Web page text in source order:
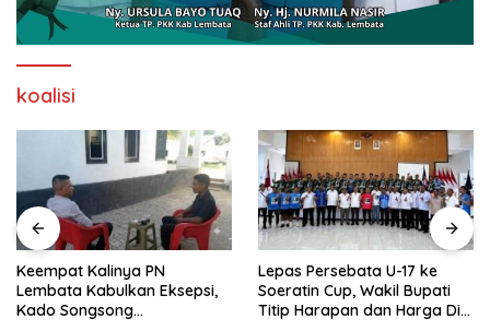
koalisi
Keempat Kalinya PN
Lembata Kabulkan Eksepsi,
Kado Songsong
Lepas Persebata U-17 ke
Soeratin Cup, Wakil Bupati
Titip Harapan dan Harga Diri